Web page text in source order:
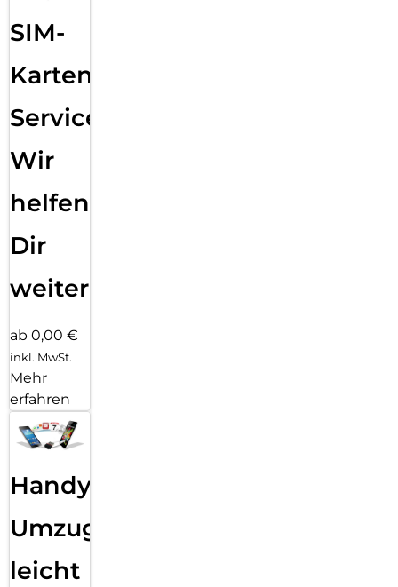
SIM-
Karten
Service:
Wir
helfen
Dir
weiter
ab 0,00 €
inkl. MwSt.
Mehr
erfahren
Handy
Umzug
leicht